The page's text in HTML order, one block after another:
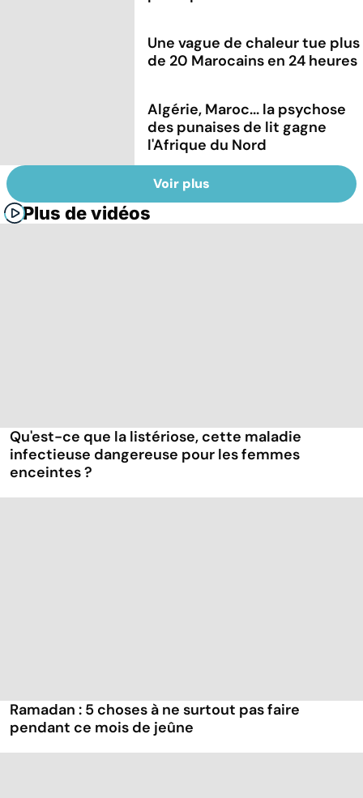
Une vague de chaleur tue plus
de 20 Marocains en 24 heures
Algérie, Maroc... la psychose
des punaises de lit gagne
l'Afrique du Nord
Voir plus
Plus de vidéos
Qu'est-ce que la listériose, cette maladie
infectieuse dangereuse pour les femmes
enceintes ?
Ramadan : 5 choses à ne surtout pas faire
pendant ce mois de jeûne